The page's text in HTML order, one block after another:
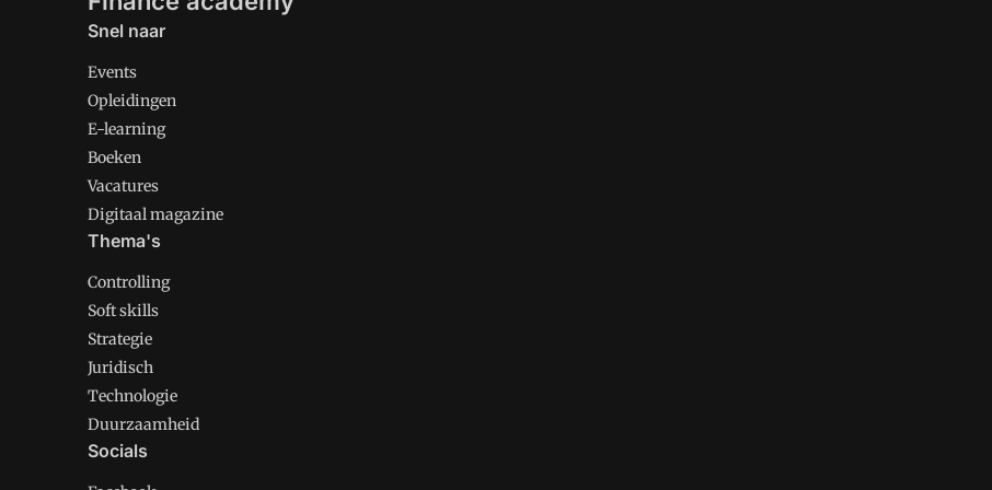
Snel naar
Events
Opleidingen
E-learning
Boeken
Vacatures
Digitaal magazine
Thema's
Controlling
Soft skills
Strategie
Juridisch
Technologie
Duurzaamheid
Socials